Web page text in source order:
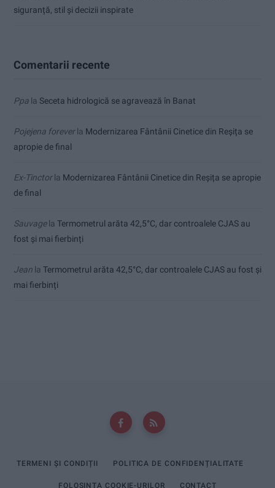
siguranță, stil și decizii inspirate
Comentarii recente
Ppa la Seceta hidrologică se agravează în Banat
Pojejena foreverla Modernizarea Fântânii Cinetice din Reșița se
apropie de final
Ex-Tinctorla Modernizarea Fântânii Cinetice din Reșița se apropie
de final
Sauvagela Termometrul arăta 42,5°C, dar controalele CJAS au
fost și mai fierbinți
Jean la Termometrul arăta 42,5°C, dar controalele CJAS au fost și
mai fierbinți
TERMENI ȘI CONDIȚII POLITICA DE CONFIDENȚIALITATE
FOLOSINȚA COOKIE-URILOR CONTACT